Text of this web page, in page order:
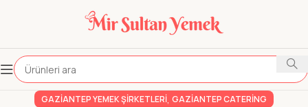
GAZIANTEP YEMEK ŞIRKETLERI, GAZIANTEP CATERING